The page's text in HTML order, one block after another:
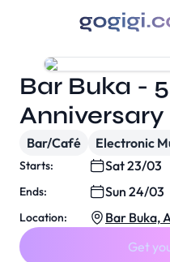
Bar Buka -
Anniversary
Bar/Café Electronic
Starts: Sat 23/03
Ends:
Sun 24/03
Location:
Bar Buka,
Get